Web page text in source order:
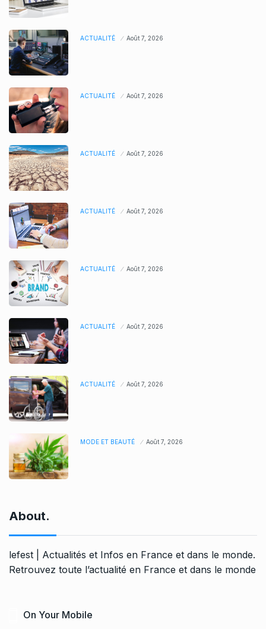
ACTUALITÉ Août 7, 2026
ACTUALITÉ Août 7, 2026
ACTUALITÉ Août 7, 2026
ACTUALITÉ Août 7, 2026
ACTUALITÉ Août 7, 2026
ACTUALITÉ Août 7, 2026
ACTUALITÉ Août 7, 2026
MODE ET BEAUTÉ Août 7, 2026
About.
lefest | Actualités et Infos en France et dans le monde.
Retrouvez toute l’actualité en France et dans le monde
On Your Mobile